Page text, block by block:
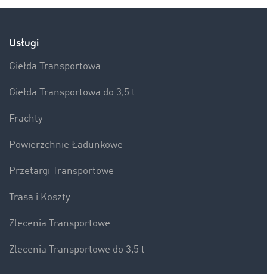
Usługi
Giełda Transportowa
Giełda Transportowa do 3,5 t
Frachty
Powierzchnie Ładunkowe
Przetargi Transportowe
Trasa i Koszty
Zlecenia Transportowe
Zlecenia Transportowe do 3,5 t